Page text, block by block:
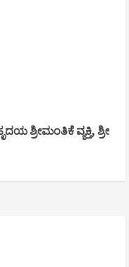
ಶ್ರೀಮಂತಿಕೆ ವ್ಯಕ್ತಿ, ಶ್ರೀ